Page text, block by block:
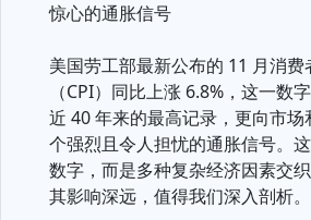
惊心的通胀信号
美国劳工部最新公布的 11 月消费
（CPI）同比上涨 6.8%，这一数
近 40 年来的最高记录，更向市场
个强烈且令人担忧的通胀信号。
数字，而是多种复杂经济因素交
其影响深远，值得我们深入剖析。